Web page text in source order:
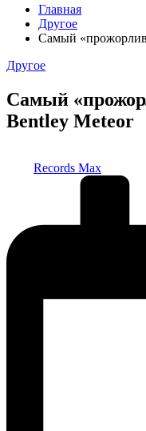
Главная
Другое
Самый
Опубликовано
Другое
Самый
Bentley Meteor
Records Max